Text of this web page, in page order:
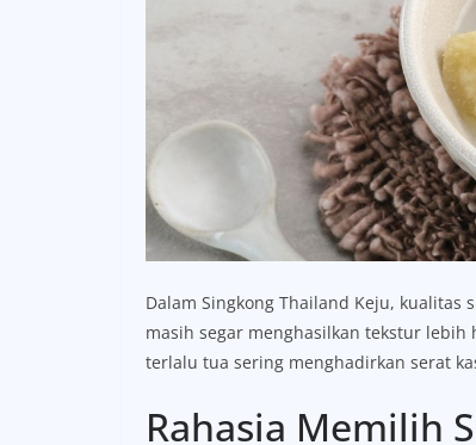
Dalam Singkong Thailand Keju, kualitas
masih segar menghasilkan tekstur lebih
terlalu tua sering menghadirkan serat
Rahasia Memilih